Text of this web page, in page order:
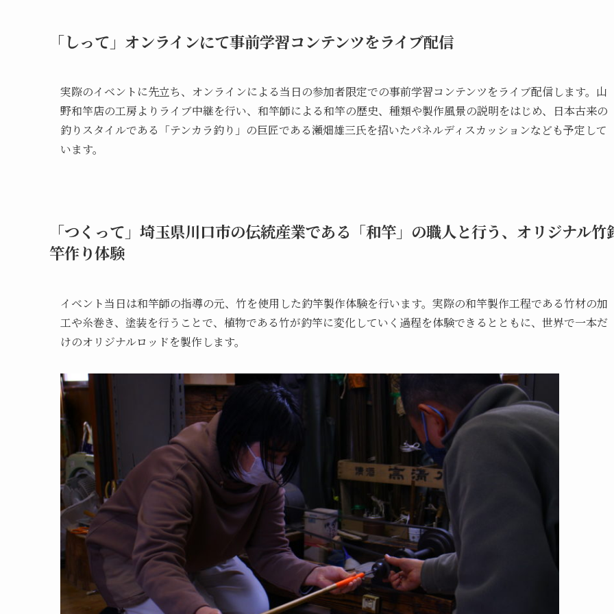
「しって」オンラインにて事前学習コンテンツをライブ配信
実際のイベントに先立ち、オンラインによる当日の参加者限定での事前学習コンテンツをライブ配信します。山
野和竿店の工房よりライブ中継を行い、和竿師による和竿の歴史、種類や製作風景の説明をはじめ、日本古来の
釣りスタイルである「テンカラ釣り」の巨匠である瀬畑雄三氏を招いたパネルディスカッションなども予定して
います。
「つくって」埼玉県川口市の伝統産業である「和竿」の職人と行う、オリジナル竹
竿作り体験
イベント当日は和竿師の指導の元、竹を使用した釣竿製作体験を行います。実際の和竿製作工程である竹材の加
工や糸巻き、塗装を行うことで、植物である竹が釣竿に変化していく過程を体験できるとともに、世界で一本だ
けのオリジナルロッドを製作します。​